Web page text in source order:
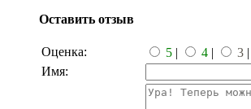
Оставить отзыв
Оценка: 5 | 4 | 3 |
Имя: